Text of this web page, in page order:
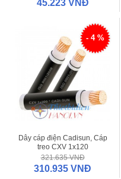
45.223 VNĐ
- 4 %
Dây cáp điện Cadisun, Cáp
treo CXV 1x120
321.635 VNĐ
310.935 VNĐ